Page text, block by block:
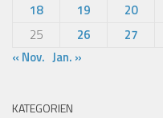
18
19 20
25
26 27
« Nov. Jan. »
KATEGORIEN